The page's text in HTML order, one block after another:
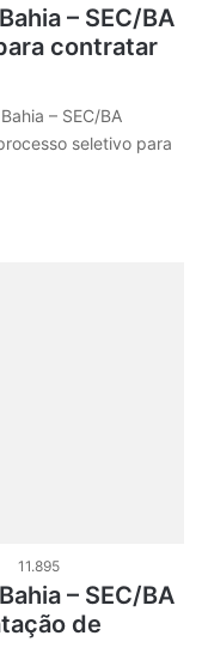
– SEC/BA
contratar
– SEC/BA
seletivo para
11.895
– SEC/BA
de